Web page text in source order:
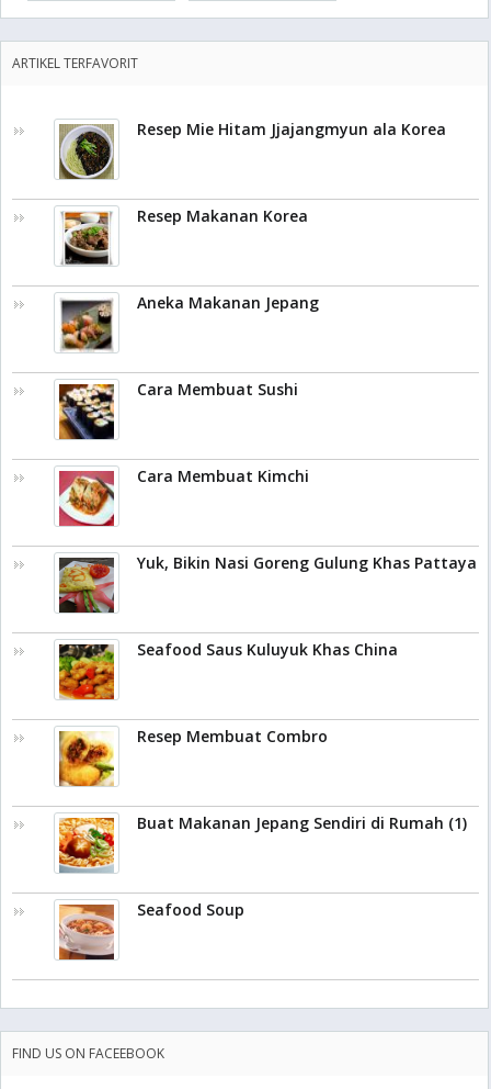
ARTIKEL TERFAVORIT
Resep Mie Hitam Jjajangmyun ala Korea
Resep Makanan Korea
Aneka Makanan Jepang
Cara Membuat Sushi
Cara Membuat Kimchi
Yuk, Bikin Nasi Goreng Gulung Khas Pattaya
Seafood Saus Kuluyuk Khas China
Resep Membuat Combro
Buat Makanan Jepang Sendiri di Rumah (1)
Seafood Soup
FIND US ON FACEEBOOK